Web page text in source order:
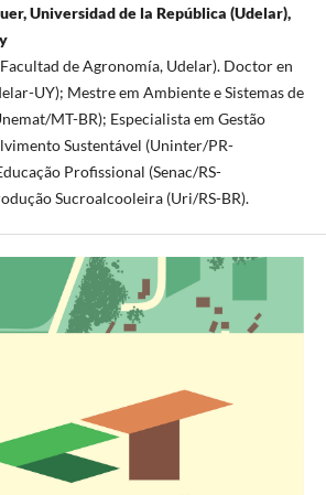
Universidad de la República (Udelar),
de Agronomía, Udelar). Doctor en
UY); Mestre em Ambiente e Sistemas de
MT-BR); Especialista em Gestão
Sustentável (Uninter/PR-
Profissional (Senac/RS-
Sucroalcooleira (Uri/RS-BR).